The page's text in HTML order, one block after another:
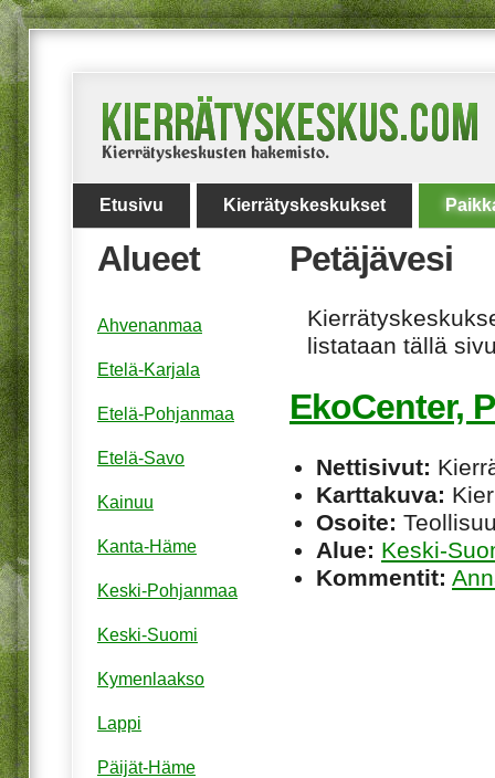
Etusivu Kierrätyskeskukset
Petäjävesi
listataan tällä
EkoCenter,
Nettisivut:
Karttakuva:
Osoite:
Alue: Keski-
Kommentit:
Alueet
Ahvenanmaa
Etelä-Karjala
Etelä-Pohjanmaa
Etelä-Savo
Kainuu
Kanta-Häme
Keski-Pohjanmaa
Keski-Suomi
Kymenlaakso
Lappi
Päijät-Häme